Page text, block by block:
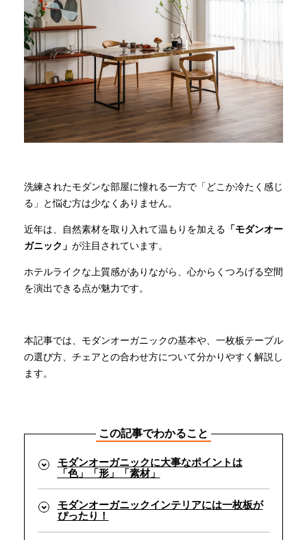
商品情報
直営店
イベント
全商品一覧
新入荷情報
INFORMATION
よくあるご質問
お問い合わせ
洗練されたモダンな部屋に憧れる一方で「どこか冷たく感じ
る」と悩む方は少なくありません。
近年は、自然素材を取り入れて温もりを加える 「モダンオー
ガニック」 が注目されています。
ホテルライクな上質感がありながら、心からくつろげる空間
を演出できる点が魅力です。
本記事では、モダンオーガニックの基本や、一枚板テーブル
の選び方、チェアとの合わせ方について分かりやすく解説し
ます。
この記事でわかること
モダンオーガニックに大事なポイントは
「色」「形」「素材」
モダンオーガニックインテリアには一枚板が
ぴったり！